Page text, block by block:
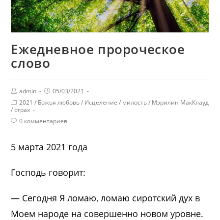
Ежедневное пророческое
слово
admin
05/03/2021
2021 / Божья любовь / Исцеление / милость / Мэрилин МакКлауд
/ страх
0 комментариев
5 марта 2021 года
Господь говорит:
— Сегодня Я ломаю, ломаю сиротский дух в
Моем народе на совершенно новом уровне.